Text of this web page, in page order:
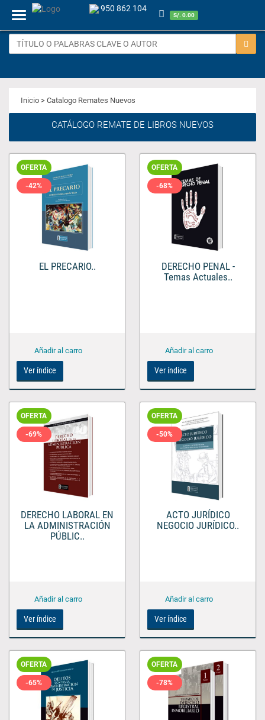
Menu
950 862 104
S/. 0.00
Inicio > Catalogo Remates Nuevos
CATÁLOGO REMATE DE LIBROS NUEVOS
OFERTA
-42%
EL PRECARIO..
Ver índice
OFERTA
-68%
DERECHO PENAL -
Temas Actuales..
Ver índice
OFERTA
-69%
DERECHO LABORAL EN
LA ADMINISTRACIÓN
PÚBLIC..
Ver índice
OFERTA
-50%
ACTO JURÍDICO
NEGOCIO JURÍDICO..
Ver índice
OFERTA
-65%
OFERTA
-78%